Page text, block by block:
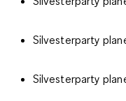
Silvesterparty
Silvesterparty